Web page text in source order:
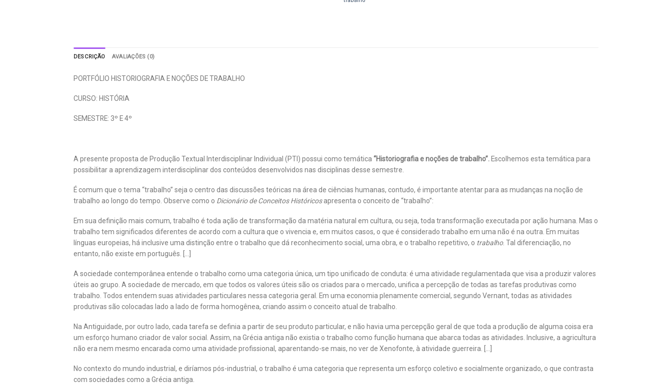
DESCRIÇÃO AVALIAÇÕES (0)
PORTFÓLIO HISTORIOGRAFIA E NOÇÕES DE TRABALHO
CURSO: HISTÓRIA
SEMESTRE: 3º E 4º
A presente proposta de Produção Textual Interdisciplinar Individual (PTI) possui como temática “Historiografia e noções de trabalho”. Escolhemos esta temática para
possibilitar a aprendizagem interdisciplinar dos conteúdos desenvolvidos nas disciplinas desse semestre.
É comum que o tema “trabalho” seja o centro das discussões teóricas na área de ciências humanas, contudo, é importante atentar para as mudanças na noção de
trabalho ao longo do tempo. Observe como o Dicionário de Conceitos Históricosapresenta o conceito de “trabalho”:
Em sua definição mais comum, trabalho é toda ação de transformação da matéria natural em cultura, ou seja, toda transformação executada por ação humana. Mas o
trabalho tem significados diferentes de acordo com a cultura que o vivencia e, em muitos casos, o que é considerado trabalho em uma não é na outra. Em muitas
línguas europeias, há inclusive uma distinção entre o trabalho que dá reconhecimento social, uma obra, e o trabalho repetitivo, o trabalho. Tal diferenciação, no
entanto, não existe em português. […]
A sociedade contemporânea entende o trabalho como uma categoria única, um tipo unificado de conduta: é uma atividade regulamentada que visa a produzir valores
úteis ao grupo. A sociedade de mercado, em que todos os valores úteis são os criados para o mercado, unifica a percepção de todas as tarefas produtivas como
trabalho. Todos entendem suas atividades particulares nessa categoria geral. Em uma economia plenamente comercial, segundo Vernant, todas as atividades
produtivas são colocadas lado a lado de forma homogênea, criando assim o conceito atual de trabalho.
Na Antiguidade, por outro lado, cada tarefa se definia a partir de seu produto particular, e não havia uma percepção geral de que toda a produção de alguma coisa era
um esforço humano criador de valor social. Assim, na Grécia antiga não existia o trabalho como função humana que abarca todas as atividades. Inclusive, a agricultura
não era nem mesmo encarada como uma atividade profissional, aparentando-se mais, no ver de Xenofonte, à atividade guerreira. […]
No contexto do mundo industrial, e diríamos pós-industrial, o trabalho é uma categoria que representa um esforço coletivo e socialmente organizado, o que contrasta
com sociedades como a Grécia antiga.